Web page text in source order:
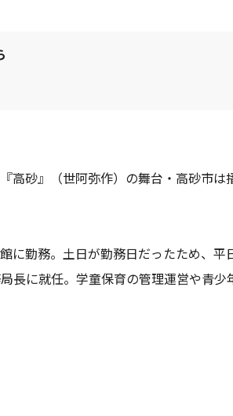
高砂』（世阿弥作）の舞台・高砂市は
勤務。土日が勤務日だったため、平
長に就任。学童保育の管理運営や青少